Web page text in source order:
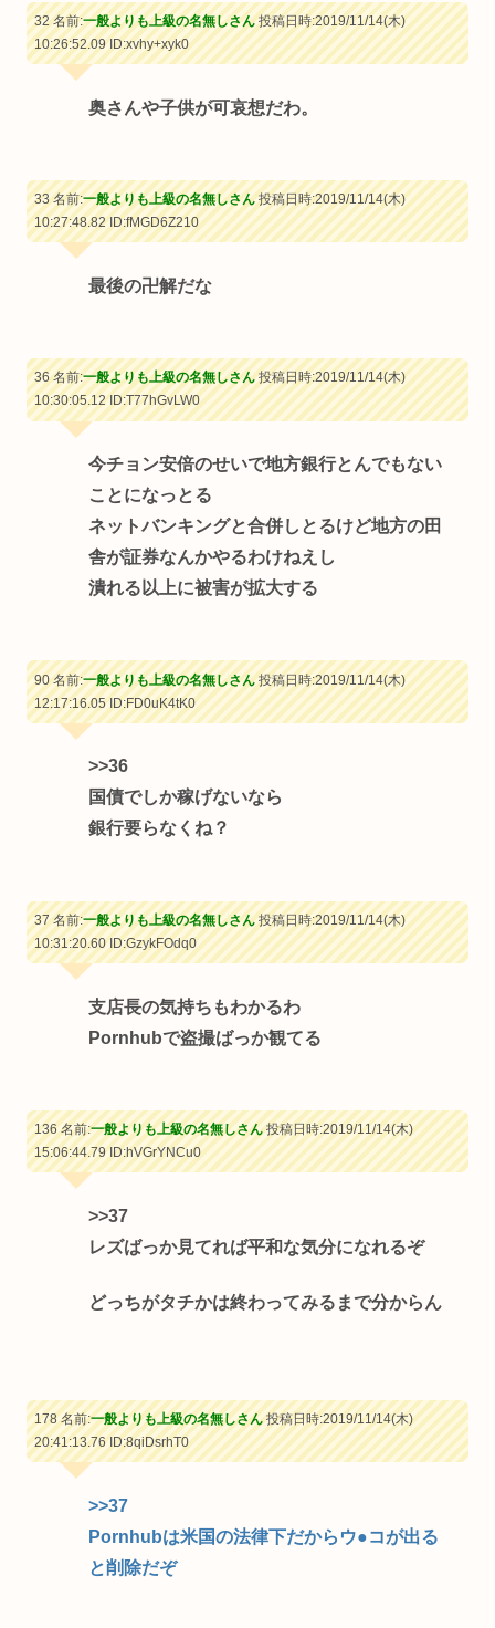
32 名前:一般よりも上級の名無しさん投稿日時:2019/11/14(木)
10:26:52.09ID:xvhy+xyk0
奥さんや子供が可哀想だわ。
33 名前:一般よりも上級の名無しさん投稿日時:2019/11/14(木)
10:27:48.82ID:fMGD6Z210
最後の卍解だな
36 名前:一般よりも上級の名無しさん投稿日時:2019/11/14(木)
10:30:05.12ID:T77hGvLW0
今チョン安倍のせいで地方銀行とんでもない
ことになっとる
ネットバンキングと合併しとるけど地方の田
舎が証券なんかやるわけねえし
潰れる以上に被害が拡大する
90 名前:一般よりも上級の名無しさん投稿日時:2019/11/14(木)
12:17:16.05ID:FD0uK4tK0
>>36
国債でしか稼げないなら
銀行要らなくね？
37 名前:一般よりも上級の名無しさん投稿日時:2019/11/14(木)
10:31:20.60ID:GzykFOdq0
支店長の気持ちもわかるわ
Pornhubで盗撮ばっか観てる
136 名前:一般よりも上級の名無しさん投稿日時:2019/11/14(木)
15:06:44.79ID:hVGrYNCu0
>>37
レズばっか見てれば平和な気分になれるぞ
どっちがタチかは終わってみるまで分からん
178 名前:一般よりも上級の名無しさん投稿日時:2019/11/14(木)
20:41:13.76ID:8qiDsrhT0
>>37
Pornhubは米国の法律下だからウ●コが出る
と削除だぞ